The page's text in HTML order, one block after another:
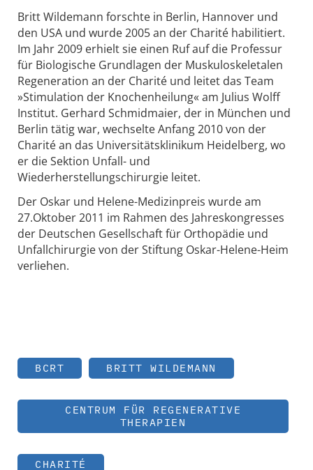
Britt Wildemann forschte in Berlin, Hannover und
den USA und wurde 2005 an der Charité habilitiert.
Im Jahr 2009 erhielt sie einen Ruf auf die Professur
für Biologische Grundlagen der Muskuloskeletalen
Regeneration an der Charité und leitet das Team
»Stimulation der Knochenheilung« am Julius Wolff
Institut. Gerhard Schmidmaier, der in München und
Berlin tätig war, wechselte Anfang 2010 von der
Charité an das Universitätsklinikum Heidelberg, wo
er die Sektion Unfall- und
Wiederherstellungschirurgie leitet.
Der Oskar und Helene-Medizinpreis wurde am
27.Oktober 2011 im Rahmen des Jahreskongresses
der Deutschen Gesellschaft für Orthopädie und
Unfallchirurgie von der Stiftung Oskar-Helene-Heim
verliehen.
BCRT BRITT WILDEMANN
CENTRUM FÜR REGENERATIVE
THERAPIEN
CHARITÉ